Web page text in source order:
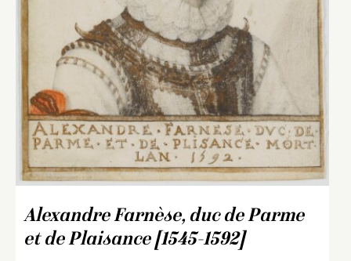
Alexandre Farnèse, duc de Parme
et de Plaisance [1545-1592]